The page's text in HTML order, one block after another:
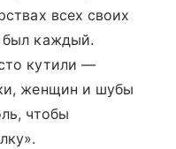
всех своих
был каждый.
кутили —
женщин и шубы
чтобы